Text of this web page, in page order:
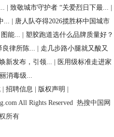
致敬城市守护者 “关爱烈日下最...
...
唐人队夺得2026揽胜杯中国城市
能...
塑胶跑道选什么品牌质量好？
良律所陈...
走几步路小腿就又酸又
新发布，引领...
医用级标准走进家
消毒级...
招聘信息 版权声明
All Rights Reserved 热搜中国网
所有